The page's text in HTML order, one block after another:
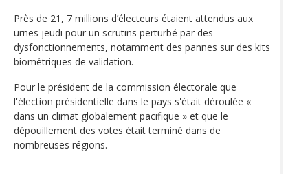
Près de 21, 7 millions d’électeurs étaient attendus aux
urnes jeudi pour un scrutins perturbé par des
dysfonctionnements, notamment des pannes sur des kits
biométriques de validation.
Pour le président de la commission électorale que
l'élection présidentielle dans le pays s'était déroulée «
dans un climat globalement pacifique » et que le
dépouillement des votes était terminé dans de
nombreuses régions.